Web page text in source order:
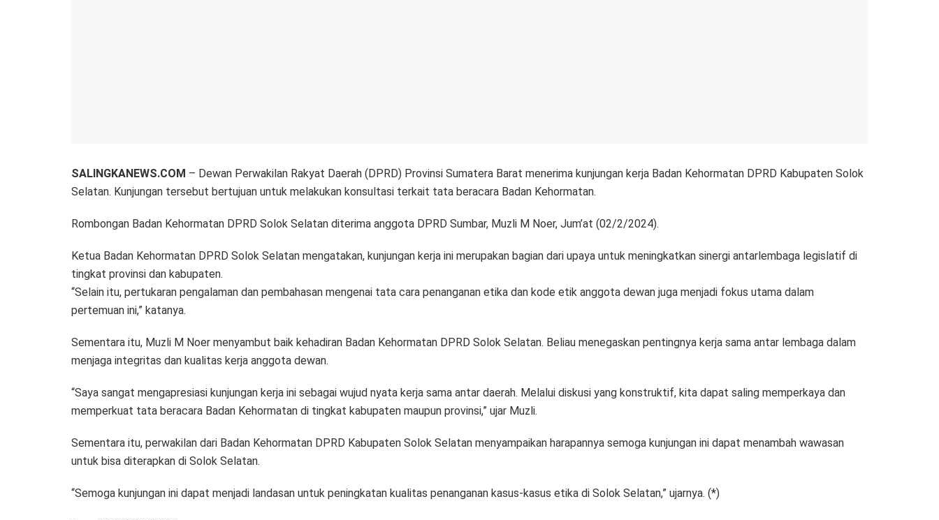
SALINGKANEWS.COM – Dewan Perwakilan Rakyat Daerah (DPRD) Provinsi Sumatera Barat menerima kunjungan kerja Badan Kehormatan DPRD Kabupaten Solok
Selatan. Kunjungan tersebut bertujuan untuk melakukan konsultasi terkait tata beracara Badan Kehormatan.
Rombongan Badan Kehormatan DPRD Solok Selatan diterima anggota DPRD Sumbar, Muzli M Noer, Jum’at (02/2/2024).
Ketua Badan Kehormatan DPRD Solok Selatan mengatakan, kunjungan kerja ini merupakan bagian dari upaya untuk meningkatkan sinergi antarlembaga legislatif di
tingkat provinsi dan kabupaten.
“Selain itu, pertukaran pengalaman dan pembahasan mengenai tata cara penanganan etika dan kode etik anggota dewan juga menjadi fokus utama dalam
pertemuan ini,” katanya.
Sementara itu, Muzli M Noer menyambut baik kehadiran Badan Kehormatan DPRD Solok Selatan. Beliau menegaskan pentingnya kerja sama antar lembaga dalam
menjaga integritas dan kualitas kerja anggota dewan.
“Saya sangat mengapresiasi kunjungan kerja ini sebagai wujud nyata kerja sama antar daerah. Melalui diskusi yang konstruktif, kita dapat saling memperkaya dan
memperkuat tata beracara Badan Kehormatan di tingkat kabupaten maupun provinsi,” ujar Muzli.
Sementara itu, perwakilan dari Badan Kehormatan DPRD Kabupaten Solok Selatan menyampaikan harapannya semoga kunjungan ini dapat menambah wawasan
untuk bisa diterapkan di Solok Selatan.
“Semoga kunjungan ini dapat menjadi landasan untuk peningkatan kualitas penanganan kasus-kasus etika di Solok Selatan,” ujarnya. (*)